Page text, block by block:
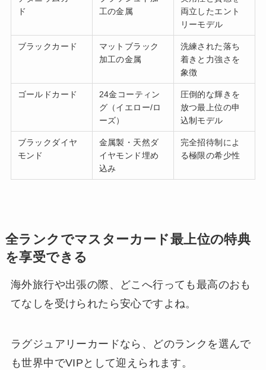
ド
工の金属
両立したエント
リーモデル
ブラックカード
マットブラック
加工の金属
洗練された落ち
着きと力強さを
象徴
ゴールドカード
24金コーティン
グ（イエロー/ロ
ーズ）
圧倒的な輝きを
放つ最上位の申
込制モデル
ブラックダイヤ
モンド
金属製・天然ダ
イヤモンド埋め
込み
完全招待制によ
る極限の希少性
全ランクでマスターカード最上位の特典
を享受できる
海外旅行や出張の際、どこへ行っても最高のおも
てなしを受けられたら安心ですよね。
ラグジュアリーカードなら、どのランクを選んで
も世界中でVIPとして迎えられます。